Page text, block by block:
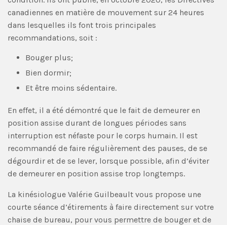
canadiennes en matière de mouvement sur 24 heures
dans lesquelles ils font trois principales
recommandations, soit :
Bouger plus;
Bien dormir;
Et être moins sédentaire.
En effet, il a été démontré que le fait de demeurer en
position assise durant de longues périodes sans
interruption est néfaste pour le corps humain. Il est
recommandé de faire régulièrement des pauses, de se
dégourdir et de se lever, lorsque possible, afin d’éviter
de demeurer en position assise trop longtemps.
La kinésiologue Valérie Guilbeault vous propose une
courte séance d’étirements à faire directement sur votre
chaise de bureau, pour vous permettre de bouger et de